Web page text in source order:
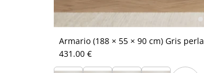
Armario (188 × 55 × 90 cm) Gris perla
431.00 €